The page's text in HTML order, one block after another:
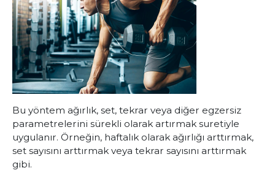
Bu yöntem ağırlık, set, tekrar veya diğer egzersiz
parametrelerini sürekli olarak artırmak suretiyle
uygulanır. Örneğin, haftalık olarak ağırlığı arttırmak,
set sayısını arttırmak veya tekrar sayısını arttırmak
gibi.